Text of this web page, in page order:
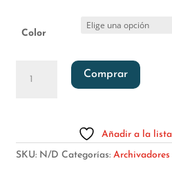
Color
ARCHIVADOR
ARCHICOLOR
Comprar
Añadir a la lista
SKU: N/D Categorías: